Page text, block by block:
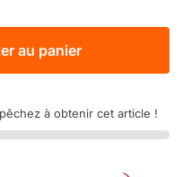
au panier
à obtenir cet article !